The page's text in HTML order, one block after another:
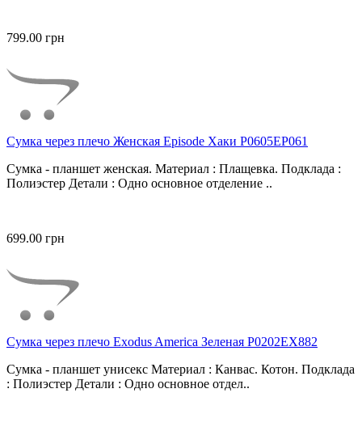
799.00 грн
Сумка через плечо Женская Episode Хаки P0605EP061
Сумка - планшет женская. Материал : Плащевка. Подклада :
Полиэстер Детали : Одно основное отделение ..
699.00 грн
Сумка через плечо Exodus America Зеленая P0202EX882
Сумка - планшет унисекс Материал : Канвас. Котон. Подклада
: Полиэстер Детали : Одно основное отдел..